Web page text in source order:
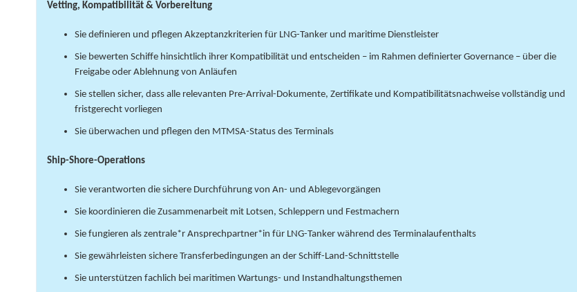
Vetting, Kompatibilität & Vorbereitung
Sie definieren und pflegen Akzeptanzkriterien für LNG-Tanker und maritime Dienstleister
Sie bewerten Schiffe hinsichtlich ihrer Kompatibilität und entscheiden – im Rahmen definierter Governance – über die
Freigabe oder Ablehnung von Anläufen
Sie stellen sicher, dass alle relevanten Pre-Arrival-Dokumente, Zertifikate und Kompatibilitätsnachweise vollständig und
fristgerecht vorliegen
Sie überwachen und pflegen den MTMSA-Status des Terminals
Ship-Shore-Operations
Sie verantworten die sichere Durchführung von An- und Ablegevorgängen
Sie koordinieren die Zusammenarbeit mit Lotsen, Schleppern und Festmachern
Sie fungieren als zentrale*r Ansprechpartner*in für LNG-Tanker während des Terminalaufenthalts
Sie gewährleisten sichere Transferbedingungen an der Schiff-Land-Schnittstelle
Sie unterstützen fachlich bei maritimen Wartungs- und Instandhaltungsthemen